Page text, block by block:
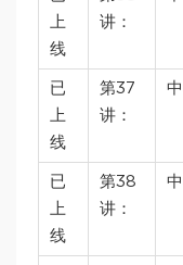
上
线
讲：
已
上
线
第37
讲：
已
上
线
第38
讲：